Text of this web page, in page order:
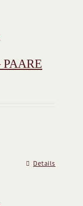
Team
Details